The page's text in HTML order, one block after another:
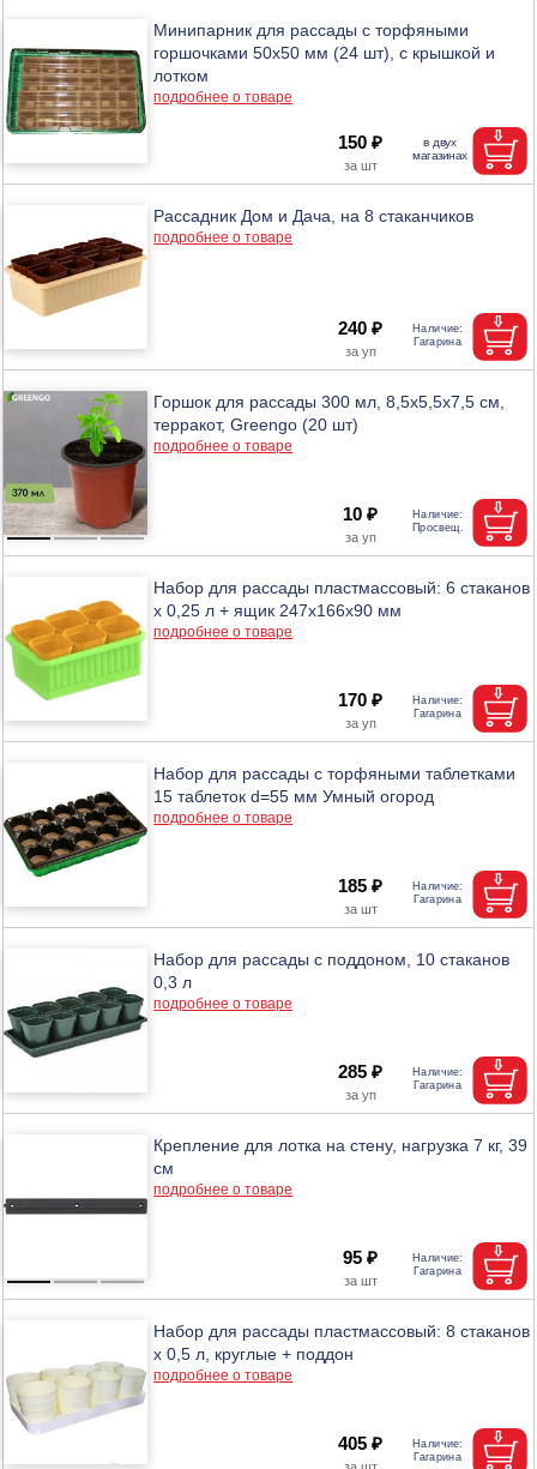
Минипарник для рассады с торфяными
горшочками 50х50 мм (24 шт), с крышкой и
лотком
подробнее о товаре
150 ₽
Рассадник Дом и Дача, на 8 стаканчиков
подробнее о товаре
240 ₽
Горшок для рассады 300 мл, 8,5х5,5х7,5 см,
терракот, Greengo (20 шт)
подробнее о товаре
10 ₽
Набор для рассады пластмассовый: 6 стаканов
х 0,25 л + ящик 247х166х90 мм
подробнее о товаре
170 ₽
Набор для рассады с торфяными таблетками
15 таблеток d=55 мм Умный огород
подробнее о товаре
185 ₽
Набор для рассады с поддоном, 10 стаканов
0,3 л
подробнее о товаре
285 ₽
Крепление для лотка на стену, нагрузка 7 кг, 39
см
подробнее о товаре
95 ₽
Набор для рассады пластмассовый: 8 стаканов
х 0,5 л, круглые + поддон
подробнее о товаре
405 ₽